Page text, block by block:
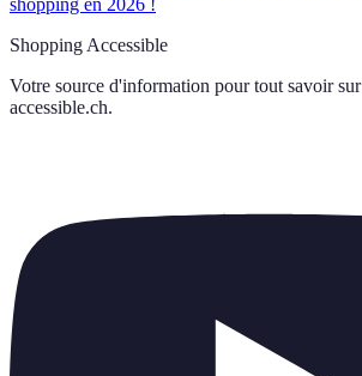
shopping en 2026 !
Shopping Accessible
Votre source d'information pour tout savoir sur
accessible.ch.